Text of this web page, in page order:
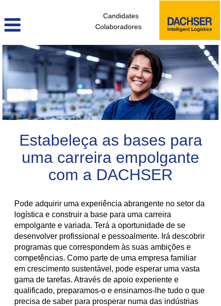
Candidates
Colaboradores
colaboradores_sem_experiencia_pt
Estabeleça as bases para
uma carreira empolgante
com a DACHSER
Pode adquirir uma experiência abrangente no setor da
logística e construir a base para uma carreira
empolgante e variada. Terá a oportunidade de se
desenvolver profissional e pessoalmente. Irá descobrir
programas que correspondem às suas ambições e
competências. Como parte de uma empresa familiar
em crescimento sustentável, pode esperar uma vasta
gama de tarefas. Através de apoio experiente e
qualificado, preparamos-o e ensinamos-lhe tudo o que
precisa de saber para prosperar numa das indústrias